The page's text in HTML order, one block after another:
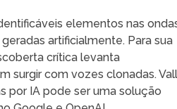
elementos nas
artificialmente. Para sua
crítica levanta
surgir com vozes clonadas.
por IA pode ser uma solução